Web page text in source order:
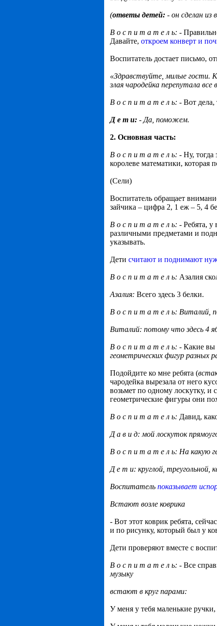
(ответы детей: - он сделан
В о с п и т а т е л ь: -
Давайте, откроем конверт и
Воспитатель достает письмо,
«Здравствуйте, милые гости.
злая чародейка перепутала
В о с п и т а т е л ь: - Вот дела,
Д е т и: - Да, поможем.
2. Основная часть:
В о с п и т а т е л ь: - Ну, тогда
королеве математики, которая
(Сели)
Воспитатель обращает
зайчика – цифра 2, 1 еж – 5, 4
В о с п и т а т е л ь: - Ребята,
различными предметами и
указывать.
Дети считают и поднимают
В о с п и т а т е л ь: Азалия
Азалия: Всего здесь 3 белки.
В о с п и т а т е л ь: Виталий,
Виталий: потому что здесь 4
В о с п и т а т е л ь: - Какие вы
геометрических фигур разных
Подойдите ко мне ребята (
чародейка вырезала от него
возьмет по одному лоскутку, и
геометрические фигуры они
В о с п и т а т е л ь: Давид,
Д а в и д: мой лоскуток
В о с п и т а т е л ь: На какую
Д е т и: круглой, треугольной,
Воспитатель показывает
Встают возле коврика
- Вот этот коврик ребята,
и по рисунку, который был у
Дети проверяют вместе с
В о с п и т а т е л ь: - Все
музыку
встают в круг парами:
У меня у тебя маленькие ручки,